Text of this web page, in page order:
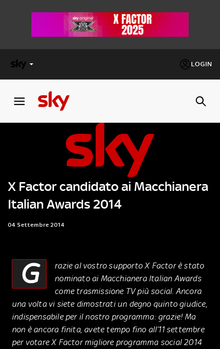
LOGIN
FACTOR
Cos’altro vedere:
PROGRAMMI SKY
Un mondo di offerte:
SKY.IT
X Factor candidato ai Macchianera
Italian Awards 2014
04 Settembre 2014
G
razie al vostro supporto X Factor è stato
nominato ai Macchianera Italian Awards
come trasmissione TV più social. Ancora
una volta vi siete dimostrati un degno quinto giudice,
indispensabile per il nostro programma: grazie! Ma
non è ancora finita, avete tempo fino all’11 settembre
per votare X Factor migliore programma social 2014